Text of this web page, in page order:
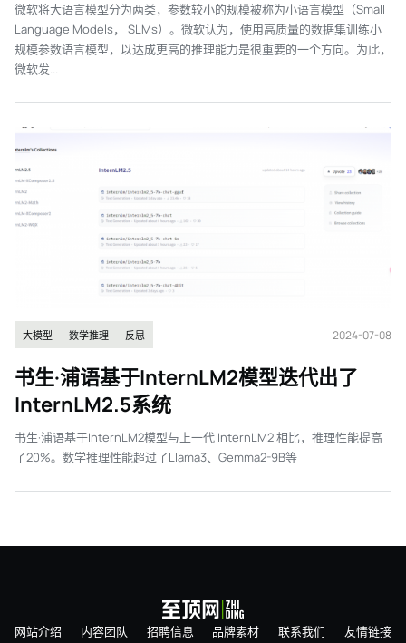
微软将大语言模型分为两类，参数较小的规模被称为小语言模型（Small
Language Models， SLMs）。微软认为，使用高质量的数据集训练小
规模参数语言模型，以达成更高的推理能力是很重要的一个方向。为此，
微软发...
大模型 数学推理 反思 2024-07-08
书生·浦语基于InternLM2模型迭代出了
InternLM2.5系统
书生·浦语基于InternLM2模型与上一代 InternLM2 相比，推理性能提高
了20%。数学推理性能超过了Llama3、Gemma2-9B等
网站介绍 内容团队 招聘信息 品牌素材 联系我们
友情链接